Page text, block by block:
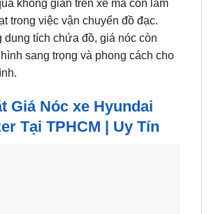
không gian trên xe mà còn làm
trong việc vận chuyển đồ đạc.
dung tích chứa đồ, giá nóc còn
sang trọng và phong cách cho
Giá Nóc xe Hyundai
Tại TPHCM | Uy Tín